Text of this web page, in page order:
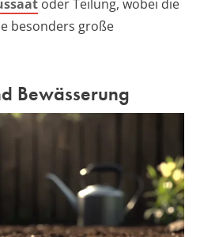
oder Teilung, wobei die
besonders große
Bewässerung